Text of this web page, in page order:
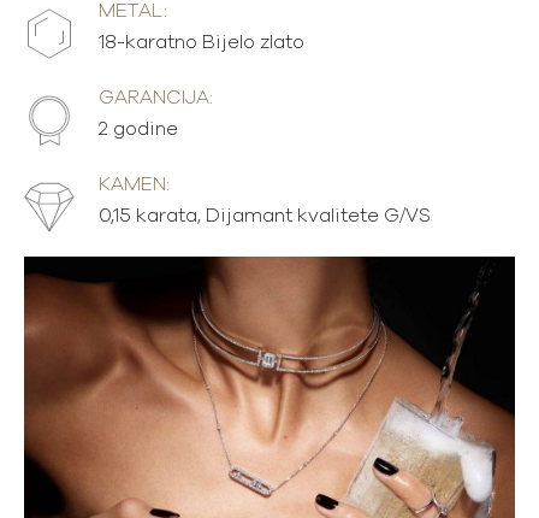
METAL:
18-karatno Bijelo zlato
GARANCIJA:
2 godine
KAMEN:
0,15 karata, Dijamant kvalitete G/VS